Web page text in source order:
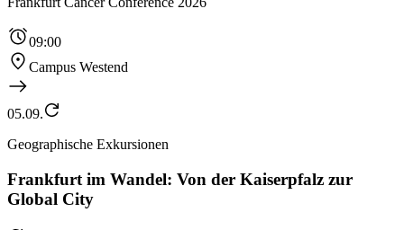
09:00
Campus Westend
05.09.
Geographische Exkursionen
Frankfurt im Wandel: Von der Kaiserpfalz zur
Global City